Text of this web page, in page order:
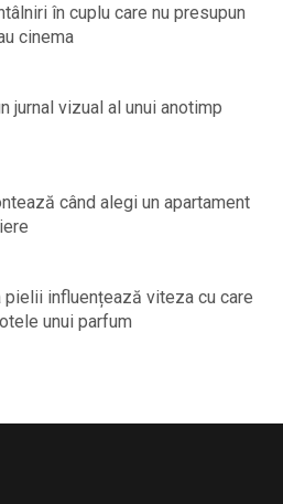
în cuplu care nu presupun
cinema
jurnal vizual al unui anotimp
când alegi un apartament
pielii influențează viteza cu care
unui parfum